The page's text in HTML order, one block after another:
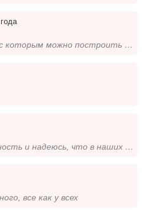
Ищу человека, с которым можно построить надежные и искренние отношения. Люблю общение, совместные прогулки и обсуждение...
Я ценю искренность и надеюсь, что в наших взаимоотношениях будет много честности и открытости. Мне важно видеть в челове...
все как у всех